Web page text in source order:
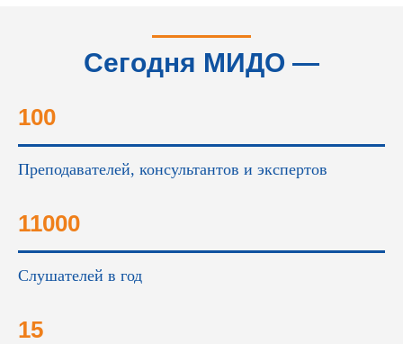
Сегодня МИДО —
100
Преподавателей, консультантов и экспертов
11000
Слушателей в год
15